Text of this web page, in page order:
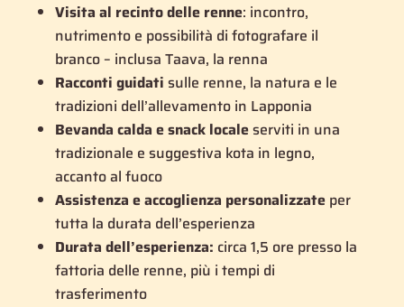
Visita al recinto delle renne: incontro,
nutrimento e possibilità di fotografare il
branco – inclusa Taava, la renna
Racconti guidati sulle renne, la natura e le
tradizioni dell’allevamento in Lapponia
Bevanda calda e snack localeserviti in una
tradizionale e suggestiva kota in legno,
accanto al fuoco
Assistenza e accoglienza personalizzateper
tutta la durata dell’esperienza
Durata dell’esperienza: circa 1,5 ore presso la
fattoria delle renne, più i tempi di
trasferimento